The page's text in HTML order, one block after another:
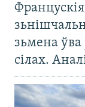
зьмена ўва
сілах.